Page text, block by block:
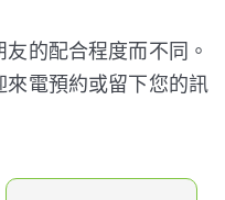
的配合程度而不同。
電預約或留下您的訊